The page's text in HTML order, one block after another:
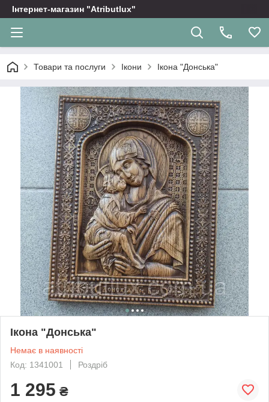
Інтернет-магазин "Atributlux"
Товари та послуги Ікони Ікона "Донська"
Ікона "Донська"
Немає в наявності
Код: 1341001
Роздріб
1 295 ₴